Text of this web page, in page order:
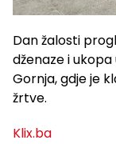
Dan žalosti
dženaze i
Gornja, gdje je
žrtve.
Klix.ba